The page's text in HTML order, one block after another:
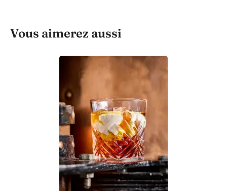
Vous aimerez aussi